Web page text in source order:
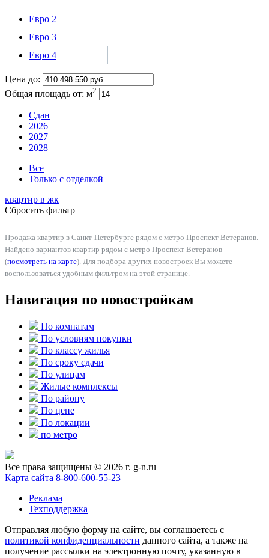
Евро 2
Евро 3
Евро 4
Цена до:
Общая площадь от: м2
Сдан
2026
2027
2028
Все
Только с отделкой
квартир в жк
Сбросить фильтр
Продажа квартир в Санкт-Петербурге рядом с метро Проспект Ветеранов.
Найдено вариантов квартир рядом с метро Проспект Ветеранов
(посмотреть на карте). Для подбора других новостроек Вы можете
воспользоваться удобным фильтром на этой странице.
Навигация по новостройкам
По комнатам
По условиям покупки
По классу жилья
По сроку сдачи
По улицам
Жилые комплексы
По району
По цене
По локации
по метро
Все права защищены © 2026 г. g-n.ru
Карта сайта 8-800-600-55-23
Реклама
Техподдержка
Отправляя любую форму на сайте, вы соглашаетесь с
политикой конфиденциальности данного сайта, а также на
получение рассылки на электронную почту, указанную в